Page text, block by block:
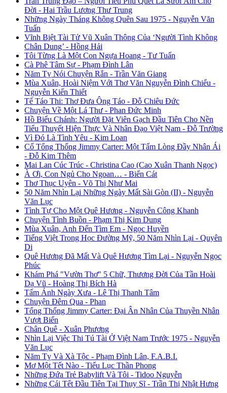
Đời - Hai Trầu Lương Thư Trung
Những Ngày Tháng Không Quên Sau 1975 - Nguyễn Văn
Tuấn
Vĩnh Biệt Tài Tử Vũ Xuân Thông Của ‘Người Tình Không
Chân Dung’ - Hồng Hải
Tôi Từng Là Một Con Ngựa Hoang - Tư Tuấn
Cà Phê Tâm Sự - Phạm Đình Lân
Năm Tỵ Nói Chuyện Rắn - Trần Văn Giang
Mùa Xuân, Hoài Niệm Với Thơ Văn Nguyễn Đình Chiểu -
Nguyễn Kiến Thiết
Tế Táo Thi: Thơ Đưa Ông Táo - Đỗ Chiêu Đức
Chuyện Về Một Lá Thư - Phan Đức Minh
Hồ Biểu Chánh: Người Đặt Viên Gạch Đầu Tiên Cho Nền
Tiểu Thuyết Hiện Thực Và Nhân Đạo Việt Nam - Đỗ Trường
Vì Đó Là Tình Yêu - Kim Loan
Cố Tổng Thống Jimmy Carter: Một Tấm Lòng Đầy Nhân Ái
- Đỗ Kim Thêm
Mai Lan Cúc Trúc - Christina Cao (Cao Xuân Thanh Ngọc)
À Ơi, Con Ngủ Cho Ngoan… - Biển Cát
Thơ Thục Uyên - Võ Thị Như Mai
50 Năm Nhìn Lại Những Ngày Mất Sài Gòn (II) - Nguyễn
Văn Lục
Tình Tự Cho Một Quê Hương - Nguyễn Công Khanh
Chuyện Tình Buồn - Phạm Thị Kim Dung
Mùa Xuân, Anh Đến Tìm Em - Ngọc Huyền
Tiếng Việt Trong Học Đường Mỹ, 50 Năm Nhìn Lại - Quyên
Di
Quê Hương Đã Mất Và Quê Hương Tìm Lại - Nguyễn Ngọc
Phúc
Khám Phá "Vườn Thơ" 5 Chữ, Thương Đời Của Tần Hoài
Dạ Vũ - Hoàng Thị Bích Hà
Tấm Ảnh Ngày Xưa - Lê Thị Thanh Tâm
Chuyện Đêm Qua - Phan
Tổng Thống Jimmy Carter: Đại Ân Nhân Của Thuyền Nhân
Vượt Biển
Chân Quê - Xuân Phương
Nhìn Lại Việc Thi Tú Tài Ở Việt Nam Trước 1975 - Nguyễn
Văn Lục
Năm Tỵ Và Xà Tộc - Phạm Đình Lân, F.A.B.I.
Mơ Một Tết Nào - Tiểu Lục Thần Phong
Những Đứa Trẻ Babylift Và Tôi - Tidoo Nguyễn
Những Cái Tết Đầu Tiên Tại Thụy Sĩ - Trần Thị Nhật Hưng